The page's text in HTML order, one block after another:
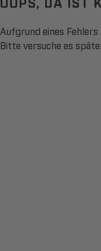
Aufgrund eines
Bitte versuche es